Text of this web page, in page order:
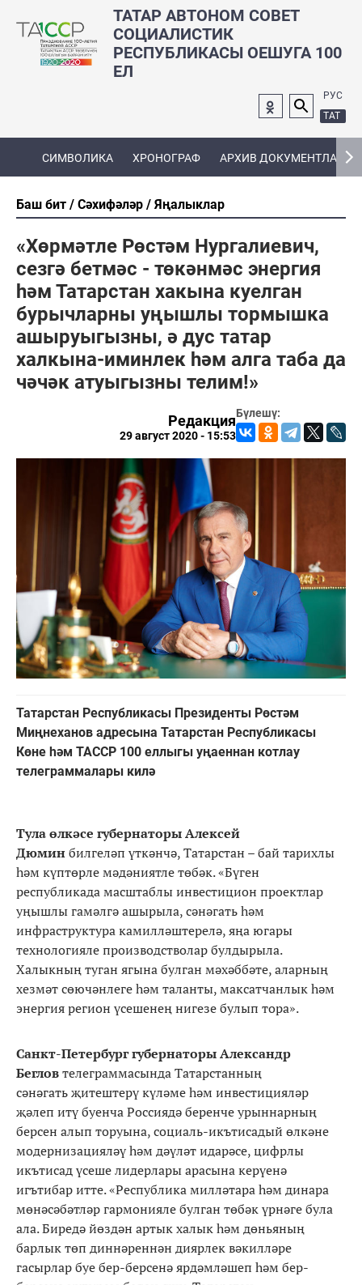
ТАТАР АВТОНОМ СОВЕТ
СОЦИАЛИСТИК
РЕСПУБЛИКАСЫ ОЕШУГА 100
ЕЛ
РУС
ТАТ
СИМВОЛИКА ХРОНОГРАФ АРХИВ ДОКУМЕНТЛАРЫ
Баш бит Сәхифәләр Яңалыклар
«Хөрмәтле Рөстәм Нургалиевич,
сезгә бетмәс - төкәнмәс энергия
һәм Татарстан хакына куелган
бурычларны уңышлы тормышка
ашыруыгызны, ә дус татар
халкына-иминлек һәм алга таба да
чәчәк атуыгызны телим!»
Бүлешү:
Редакция
29 август 2020 - 15:53
Татарстан Республикасы Президенты Рөстәм
Миңнеханов адресына Татарстан Республикасы
Көне һәм ТАССР 100 еллыгы уңаеннан котлау
телеграммалары килә
Тула өлкәсе губернаторы Алексей
Дюминбилгеләп үткәнчә, Татарстан – бай тарихлы
һәм күптөрле мәдәниятле төбәк. «Бүген
республикада масштаблы инвестицион проектлар
уңышлы гамәлгә ашырыла, сәнәгать һәм
инфраструктура камилләштерелә, яңа югары
технологияле производстволар булдырыла.
Халыкның туган ягына булган мәхәббәте, аларның
хезмәт сөючәнлеге һәм таланты, максатчанлык һәм
энергия регион үсешенең нигезе булып тора».
Санкт-Петербург губернаторы Александр
Бегловтелеграммасында Татарстанның
сәнәгать җитештерү күләме һәм инвестицияләр
җәлеп итү буенча Россиядә беренче урыннарның
берсен алып торуына, социаль-икътисадый өлкәне
модернизацияләү һәм дәүләт идарәсе, цифрлы
икътисад үсеше лидерлары арасына керүенә
игътибар итте. «Республика милләтара һәм динара
мөнәсәбәтләр гармонияле булган төбәк үрнәге була
ала. Биредә йөздән артык халык һәм дөньяның
барлык төп диннәреннән диярлек вәкилләре
гасырлар буе бер-берсенә ярдәмләшеп һәм бер-